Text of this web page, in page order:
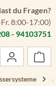
du Fragen?
8:00-17:00)
- 94103751